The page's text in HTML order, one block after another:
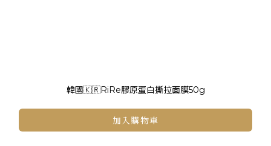
韓國🇰🇷RiRe膠原蛋白撕拉面膜50g
加入購物車